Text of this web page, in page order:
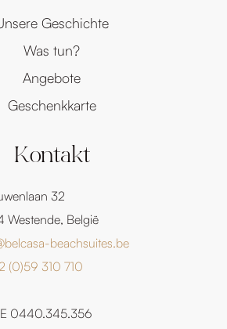
Geschichte
Was tun?
Angebote
Geschenkkarte
Kontakt
32
Westende, België
beachsuites.be
(0)59 310 710
0440.345.356